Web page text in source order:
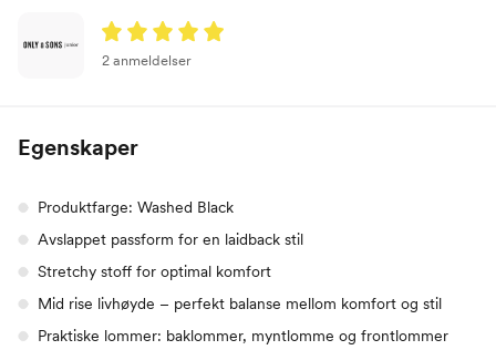
2 anmeldelser
Egenskaper
Produktfarge: Washed Black
Avslappet passform for en laidback stil
Stretchy stoff for optimal komfort
Mid rise livhøyde – perfekt balanse mellom komfort og stil
Praktiske lommer: baklommer, myntlomme og frontlommer